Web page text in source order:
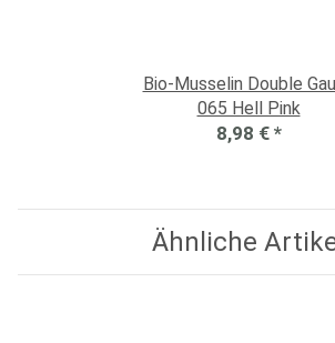
Bio-Musselin Double
065 Hell Pink
8,98 € *
Ähnliche